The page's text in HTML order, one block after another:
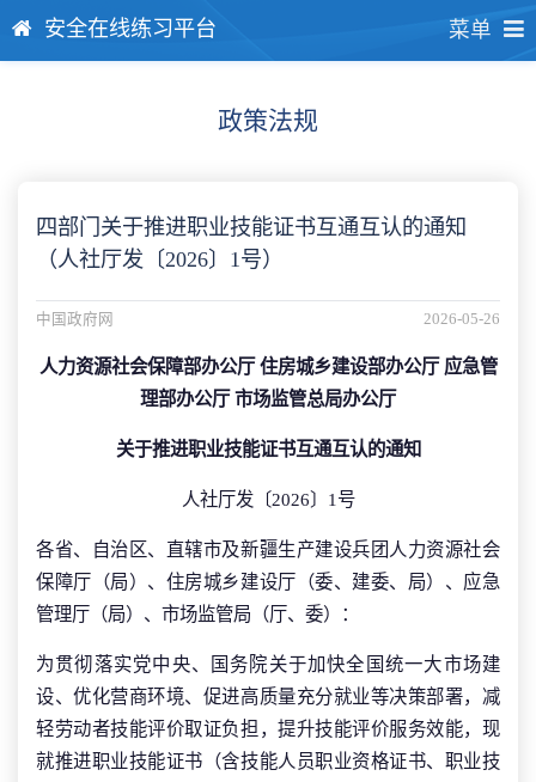
安全在线练习平台 菜单
政策法规
四部门关于推进职业技能证书互通互认的通知
（人社厅发〔2026〕1号）
中国政府网 2026-05-26
人力资源社会保障部办公厅 住房城乡建设部办公厅 应急管
理部办公厅 市场监管总局办公厅
关于推进职业技能证书互通互认的通知
人社厅发〔2026〕1号
各省、自治区、直辖市及新疆生产建设兵团人力资源社会
保障厅（局）、住房城乡建设厅（委、建委、局）、应急
管理厅（局）、市场监管局（厅、委）：
为贯彻落实党中央、国务院关于加快全国统一大市场建
设、优化营商环境、促进高质量充分就业等决策部署，减
轻劳动者技能评价取证负担，提升技能评价服务效能，现
就推进职业技能证书（含技能人员职业资格证书、职业技